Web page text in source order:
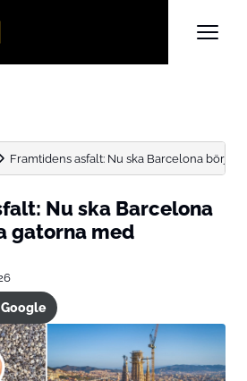
Framtidens asfalt: Nu ska Barcelona börja
Nu ska Barcelona
gatorna med